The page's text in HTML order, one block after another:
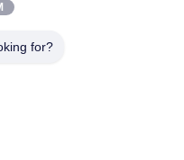
koparki dla Volvo
for?